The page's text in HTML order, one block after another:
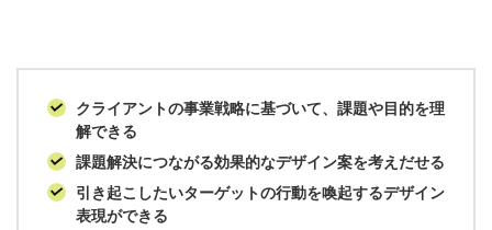
クライアントの事業戦略に基づいて、課題や目的を理
解できる
課題解決につながる効果的なデザイン案を考えだせる
引き起こしたいターゲットの行動を喚起するデザイン
表現ができる